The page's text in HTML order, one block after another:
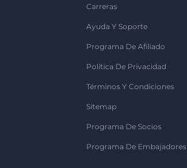
Carreras
Ayuda Y Soporte
Programa De Afiliado
Política De Privacidad
Términos Y Condiciones
Sitemap
Programa De Socios
Programa De Embajadores